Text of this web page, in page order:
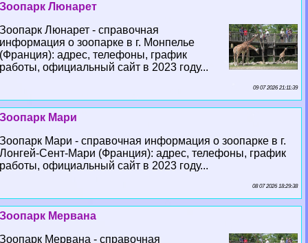
Зоопарк Люнарет
Зоопарк Люнарет - справочная
информация о зоопарке в г. Монпелье
(Франция): адрес, телефоны, график
работы, официальный сайт в 2023 году...
09 07 2026 21:11:39
Зоопарк Мари
Зоопарк Мари - справочная информация о зоопарке в г.
Лонгeй-Сент-Мари (Франция): адрес, телефоны, график
работы, официальный сайт в 2023 году...
08 07 2026 18:29:38
Зоопарк Мервана
Зоопарк Мервана - справочная